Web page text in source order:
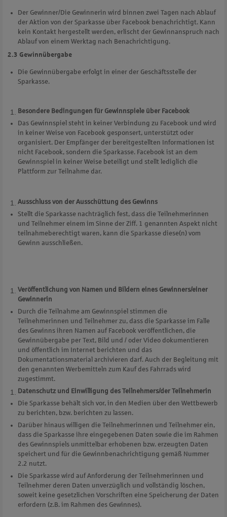
Der Gewinner/Die Gewinnerin wird binnen zwei Tagen nach Ablauf
der Aktion von der Sparkasse über Facebook benachrichtigt. Kann
kein Kontakt hergestellt werden, erlischt der Gewinnanspruch nach
Ablauf von einem Werktag nach Benachrichtigung.
2.3 Gewinnübergabe
Die Gewinnübergabe erfolgt in einer der Geschäftsstelle der
Sparkasse.
Besondere Bedingungen für Gewinnspiele über Facebook
Das Gewinnspiel steht in keiner Verbindung zu Facebook und wird
in keiner Weise von Facebook gesponsert, unterstützt oder
organisiert. Der Empfänger der bereitgestellten Informationen ist
nicht Facebook, sondern die Sparkasse. Facebook ist an dem
Gewinnspiel in keiner Weise beteiligt und stellt lediglich die
Plattform zur Teilnahme dar.
Ausschluss von der Ausschüttung des Gewinns
Stellt die Sparkasse nachträglich fest, dass die Teilnehmerinnen
und Teilnehmer einem im Sinne der Ziff. 1 genannten Aspekt nicht
teilnahmeberechtigt waren, kann die Sparkasse diese(n) vom
Gewinn ausschließen.
Veröffentlichung von Namen und Bildern eines Gewinners/einer
Gewinnerin
Durch die Teilnahme am Gewinnspiel stimmen die
Teilnehmerinnen und Teilnehmer zu, dass die Sparkasse im Falle
des Gewinns ihren Namen auf Facebook veröffentlichen, die
Gewinnübergabe per Text, Bild und / oder Video dokumentieren
und öffentlich im Internet berichten und das
Dokumentationsmaterial archivieren darf. Auch der Begleitung mit
den genannten Werbemitteln zum Kauf des Fahrrads wird
zugestimmt.
Datenschutz und Einwilligung des Teilnehmers/der Teilnehmerin
Die Sparkasse behält sich vor, in den Medien über den Wettbewerb
zu berichten, bzw. berichten zu lassen.
Darüber hinaus willigen die Teilnehmerinnen und Teilnehmer ein,
dass die Sparkasse ihre eingegebenen Daten sowie die im Rahmen
des Gewinnspiels unmittelbar erhobenen bzw. erzeugten Daten
speichert und für die Gewinnbenachrichtigung gemäß Nummer
2.2 nutzt.
Die Sparkasse wird auf Anforderung der Teilnehmerinnen und
Teilnehmer deren Daten unverzüglich und vollständig löschen,
soweit keine gesetzlichen Vorschriften eine Speicherung der Daten
erfordern (z.B. im Rahmen des Gewinnes).